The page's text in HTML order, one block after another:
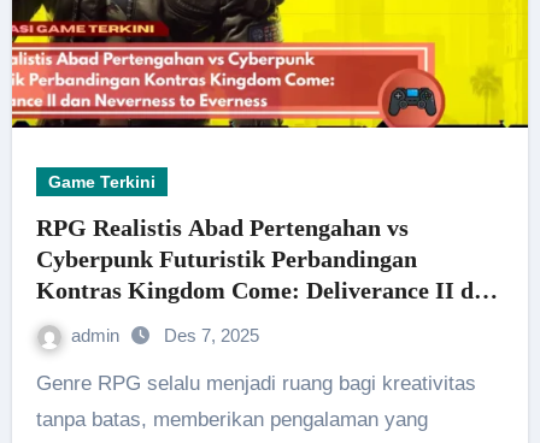
Game Terkini
RPG Realistis Abad Pertengahan vs
Cyberpunk Futuristik Perbandingan
Kontras Kingdom Come: Deliverance II dan
Neverness to Everness
admin Des 7, 2025
Genre RPG selalu menjadi ruang bagi kreativitas
tanpa batas, memberikan pengalaman yang